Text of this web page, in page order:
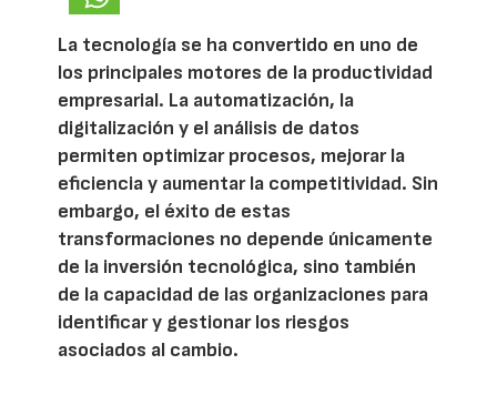
La tecnología se ha convertido en uno de
los principales motores de la productividad
empresarial. La automatización, la
digitalización y el análisis de datos
permiten optimizar procesos, mejorar la
eficiencia y aumentar la competitividad. Sin
embargo, el éxito de estas
transformaciones no depende únicamente
de la inversión tecnológica, sino también
de la capacidad de las organizaciones para
identificar y gestionar los riesgos
asociados al cambio.